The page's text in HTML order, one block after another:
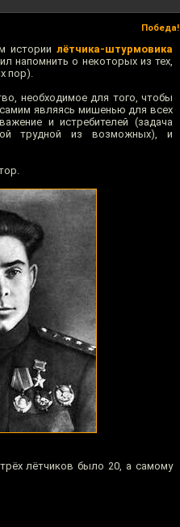
Победа!
истории лётчика-штурмовика
напомнить о некоторых из тех,
пор).
необходимое для того, чтобы
являясь мишенью для всех
и истребителей (задача
трудной из возможных), и
лётчиков было 20, а самому